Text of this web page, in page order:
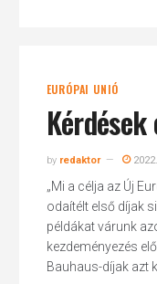
EURÓPAI UNIÓ
by redaktor
„Mi a célja az Új
odaítélt első díjak
példákat várunk
kezdeményezés
Bauhaus-díjak azt